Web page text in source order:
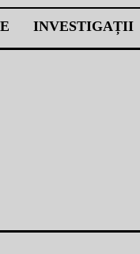
INVESTIGAȚII